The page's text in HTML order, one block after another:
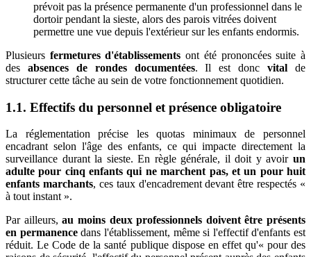
prévoit pas la présence permanente d'un professionnel dans le
dortoir pendant la sieste, alors des parois vitrées doivent
permettre une vue depuis l'extérieur sur les enfants endormis.
Plusieurs fermetures d'établissements ont été prononcées suite à
des absences de rondes documentées. Il est doncvital de
structurer cette tâche au sein de votre fonctionnement quotidien.
1.1. Effectifs du personnel et présence obligatoire
La réglementation précise les quotas minimaux de personnel
encadrant selon l'âge des enfants, ce qui impacte directement la
surveillance durant la sieste. En règle générale, il doit y avoir un
adulte pour cinq enfants qui ne marchent pas, et un pour huit
enfants marchants, ces taux d'encadrement devant être respectés «
à tout instant ».
Par ailleurs,au moins deux professionnels doivent être présents
en permanencedans l'établissement, même si l'effectif d'enfants est
réduit. Le Code de la santé publique dispose en effet qu'« pour des